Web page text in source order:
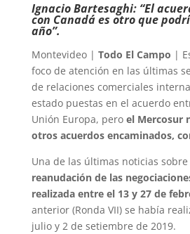
Ignacio Bartesaghi: “El
con Canadá es otro que
año”.
Montevideo | Todo El Campo |
foco de atención en las últimas
de relaciones comerciales
estado puestas en el acuerdo
Unión Europa, pero el Mercosur
otros acuerdos encaminados,
Una de las últimas noticias
reanudación de las
realizada entre el 13 y 27 de
anterior (Ronda VII) se había
julio y 2 de setiembre de 2019.